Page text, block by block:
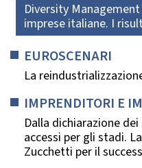
Diversity
imprese italiane. I
EUROSCENARI
La
IMPRENDITORI E
Dalla dichiarazione
accessi per gli stadi.
Zucchetti per il